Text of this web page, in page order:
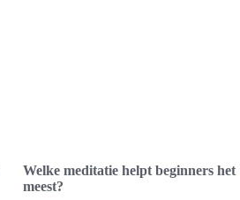
Welke meditatie helpt beginners het
meest?